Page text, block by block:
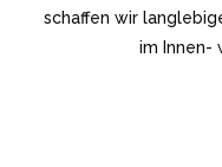
schaffen wir
im Innen-